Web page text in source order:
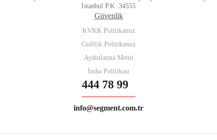
İstanbul P.K :34555
Güvenlik
KVKK Politikamız
Gizlilik Politikamız
Aydınlatma Metni
İmha Politikası
444 78 99
info@segment.com.tr